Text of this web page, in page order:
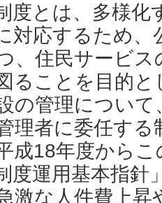
度とは、多様化
対応するため
、住民サービ
ることを目的
の管理につい
理者に委任する
成18年度からこ
度運用基本指
激な人件費上